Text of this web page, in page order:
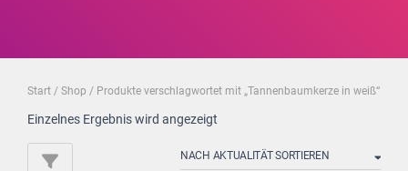
Start / Shop / Produkte verschlagwortet mit „Tannenbaumkerze in weiß“
Einzelnes Ergebnis wird angezeigt